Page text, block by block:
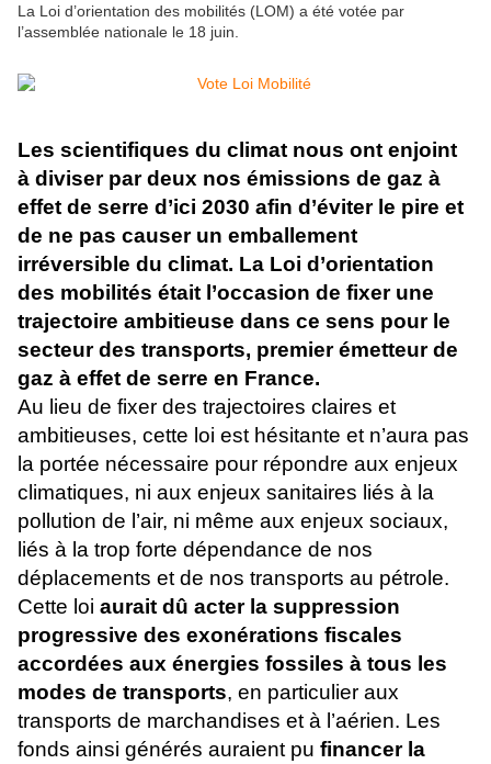
La Loi d’orientation des mobilités (LOM) a été votée par
l’assemblée nationale le 18 juin.
Les scientifiques du climat nous ont enjoint
à diviser par deux nos émissions de gaz à
effet de serre d’ici 2030 afin d’éviter le pire et
de ne pas causer un emballement
irréversible du climat. La Loi d’orientation
des mobilités était l’occasion de fixer une
trajectoire ambitieuse dans ce sens pour le
secteur des transports, premier émetteur de
gaz à effet de serre en France.
Au lieu de fixer des trajectoires claires et
ambitieuses, cette loi est hésitante et n’aura pas
la portée nécessaire pour répondre aux enjeux
climatiques, ni aux enjeux sanitaires liés à la
pollution de l’air, ni même aux enjeux sociaux,
liés à la trop forte dépendance de nos
déplacements et de nos transports au pétrole.
Cette loi aurait dû acter la suppression
progressive des exonérations fiscales
accordées aux énergies fossiles à tous les
modes de transports, en particulier aux
transports de marchandises et à l’aérien. Les
fonds ainsi générés auraient pu financer la